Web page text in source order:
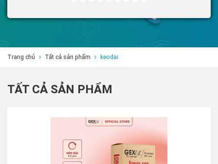
Trang chủ Tất cả sản phẩm keodai
TẤT CẢ SẢN PHẨM